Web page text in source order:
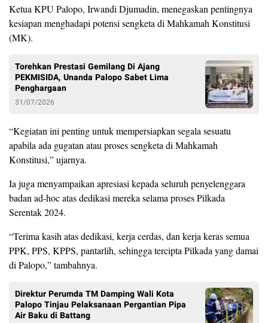
Ketua KPU Palopo, Irwandi Djumadin, menegaskan pentingnya
kesiapan menghadapi potensi sengketa di Mahkamah Konstitusi
(MK).
Torehkan Prestasi Gemilang Di Ajang
PEKMISIDA, Unanda Palopo Sabet Lima
Penghargaan
31/07/2026
“Kegiatan ini penting untuk mempersiapkan segala sesuatu
apabila ada gugatan atau proses sengketa di Mahkamah
Konstitusi,” ujarnya.
Ia juga menyampaikan apresiasi kepada seluruh penyelenggara
badan ad-hoc atas dedikasi mereka selama proses Pilkada
Serentak 2024.
“Terima kasih atas dedikasi, kerja cerdas, dan kerja keras semua
PPK, PPS, KPPS, pantarlih, sehingga tercipta Pilkada yang damai
di Palopo,” tambahnya.
Direktur Perumda TM Damping Wali Kota
Palopo Tinjau Pelaksanaan Pergantian Pipa
Air Baku di Battang